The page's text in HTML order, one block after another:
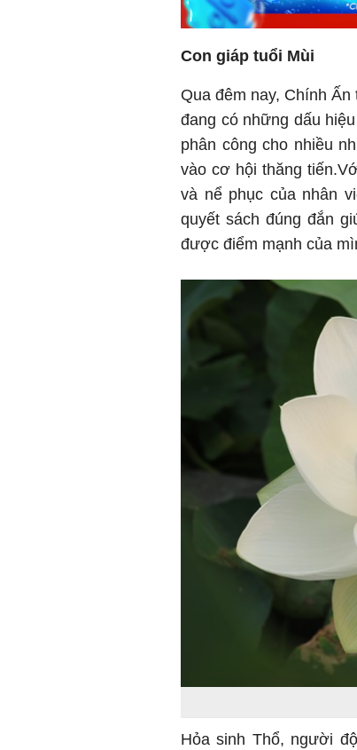
Con giáp tuổi Mùi
Qua đêm nay, Chính
đang có những dấu
phân công cho nhiều
vào cơ hội thăng
và nể phục của nhân
quyết sách đúng đắn
được điểm mạnh của
Hỏa sinh Thổ, người